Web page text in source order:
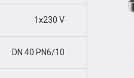
1x230 V
DN 40 PN6/10